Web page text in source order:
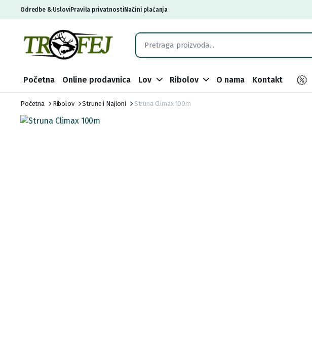
Odredbe & UsloviPravila privatnostiNačini plaćanja
Početna Online prodavnica Lov Ribolov O nama Kontakt
Početna Ribolov Strune i Najloni Struna Climax 100m